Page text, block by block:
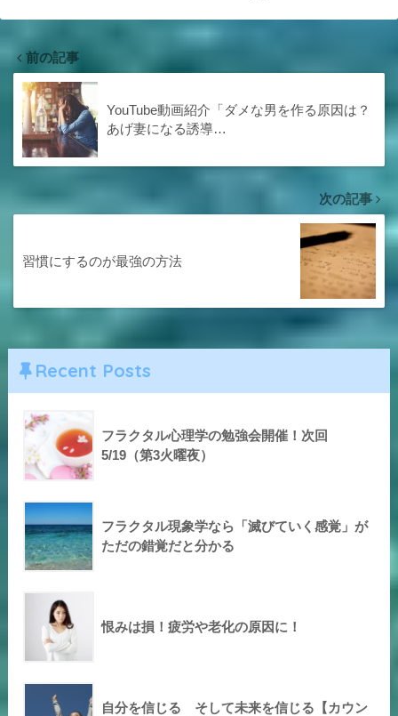
前の記事
YouTube動画紹介「ダメな男を作る原因は？
あげ妻になる誘導…
次の記事
習慣にするのが最強の方法
Recent Posts
フラクタル心理学の勉強会開催！次回
5/19（第3火曜夜）
フラクタル現象学なら「滅びていく感覚」が
ただの錯覚だと分かる
恨みは損！疲労や老化の原因に！
自分を信じる そして未来を信じる【カウン